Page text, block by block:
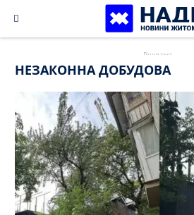
content
НЕЗАКОННА ДОБУДОВА